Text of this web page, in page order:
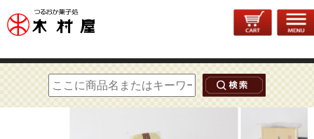
トップページ>送料込み> 木村屋 山形銘菓セット【送料込み】